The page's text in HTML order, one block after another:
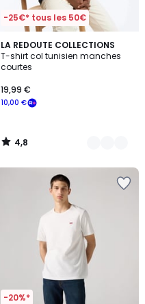
-25€* tous les 50€
LA REDOUTE COLLECTIONS
T-shirt col tunisien manches
courtes
10,00 €
19,99 €
4,8
/ 5
2
Couleurs
4,8
/
-20%*